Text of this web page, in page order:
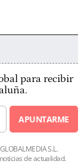
para recibir
APUNTARME
S.L.
de actualidad.